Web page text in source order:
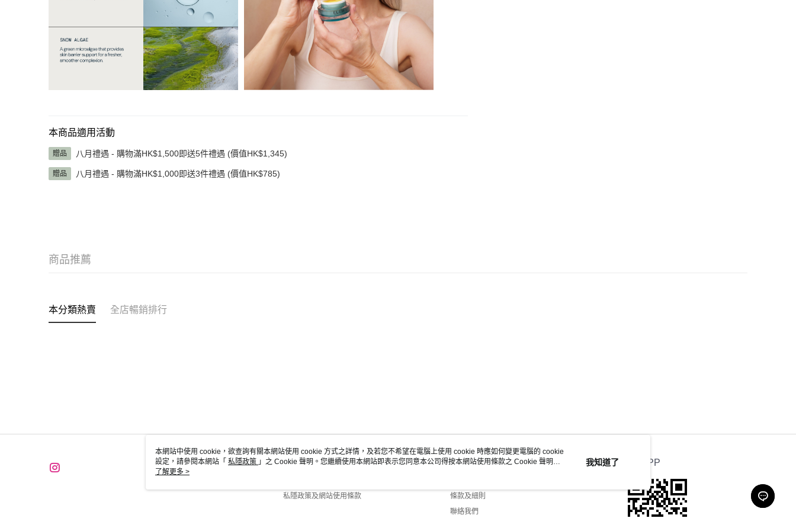
本商品適用活動
贈品 八月禮遇 - 購物滿HK$1,500即送5件禮遇 (價值HK$1,345)
贈品 八月禮遇 - 購物滿HK$1,000即送3件禮遇 (價值HK$785)
商品推薦
本分類熱賣 全店暢銷排行
關於我們
私隱政策及網站使用條款
客戶服務
條款及細則
聯絡我們
官方APP
本網站中使用 cookie，欲查詢有關本網站使用 cookie 方式之詳情，及若您不希望在電腦上使用 cookie 時應如何變更電腦的 cookie
設定，請參閱本網站「 私隱政策 」之 Cookie 聲明。您繼續使用本網站即表示您同意本公司得按本網站使用條款之 Cookie 聲明使
用 cookie。
了解更多 >
我知道了